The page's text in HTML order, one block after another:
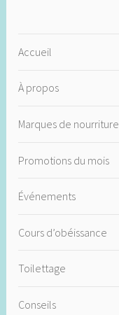
Accueil
À propos
Marques de nourriture
Promotions du mois
Événements
Cours d’obéissance
Toilettage
Conseils